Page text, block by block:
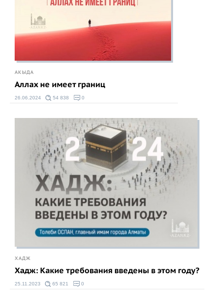
АКЫДА
Аллах не имеет границ
26.06.2024 54 838 0
ХАДЖ
Хадж: Какие требования введены в этом году?
25.11.2023 65 821 0